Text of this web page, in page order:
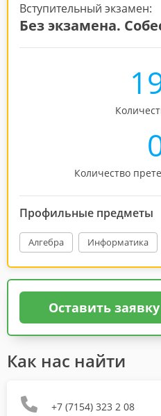
Вступительный экзамен:
Без экзамена.
Количество
Профильные предметы
Алгебра Информатика
Оставить заявку
Как нас найти
+7 (7154) 323 2 08